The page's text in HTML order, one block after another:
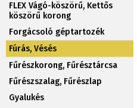
FLEX Vágó-köszörű, Kettős
köszörű korong
Forgácsoló géptartozék
Fúrás, Vésés
Fűrészkorong, Fűrésztárcsa
Fűrészszalag, Fűrészlap
Gyalukés